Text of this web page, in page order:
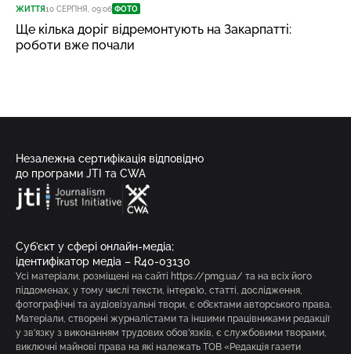
ЖИТТЯ10 СЕРПНЯ, 09:06 ФОТО
Ще кілька доріг відремонтують на Закарпатті:
роботи вже почали
Незалежна сертифікація відповідно
до програми JTI та CWA
Суб’єкт у сфері онлайн-медіа;
ідентифікатор медіа – R40-03130
Усі матеріали, розміщені на сайті https://pmg.ua/ та на всіх його
піддоменах, у тому числі тексти, інтерв’ю, статті, дослідження,
фотографічні та аудіовізуальні твори, є об’єктами авторського права.
Матеріали, створені журналістами та іншими працівниками редакції
у зв’язку з виконанням трудових обов’язків, є службовими творами,
виключні майнові права на які належать ТОВ «Редакція газети